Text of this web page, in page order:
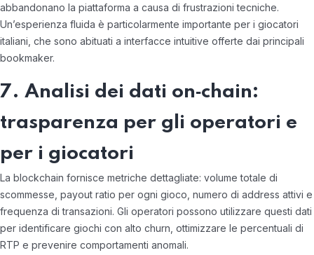
abbandonano la piattaforma a causa di frustrazioni tecniche.
Un’esperienza fluida è particolarmente importante per i giocatori
italiani, che sono abituati a interfacce intuitive offerte dai principali
bookmaker.
7. Analisi dei dati on‑chain:
trasparenza per gli operatori e
per i giocatori
La blockchain fornisce metriche dettagliate: volume totale di
scommesse, payout ratio per ogni gioco, numero di address attivi e
frequenza di transazioni. Gli operatori possono utilizzare questi dati
per identificare giochi con alto churn, ottimizzare le percentuali di
RTP e prevenire comportamenti anomali.